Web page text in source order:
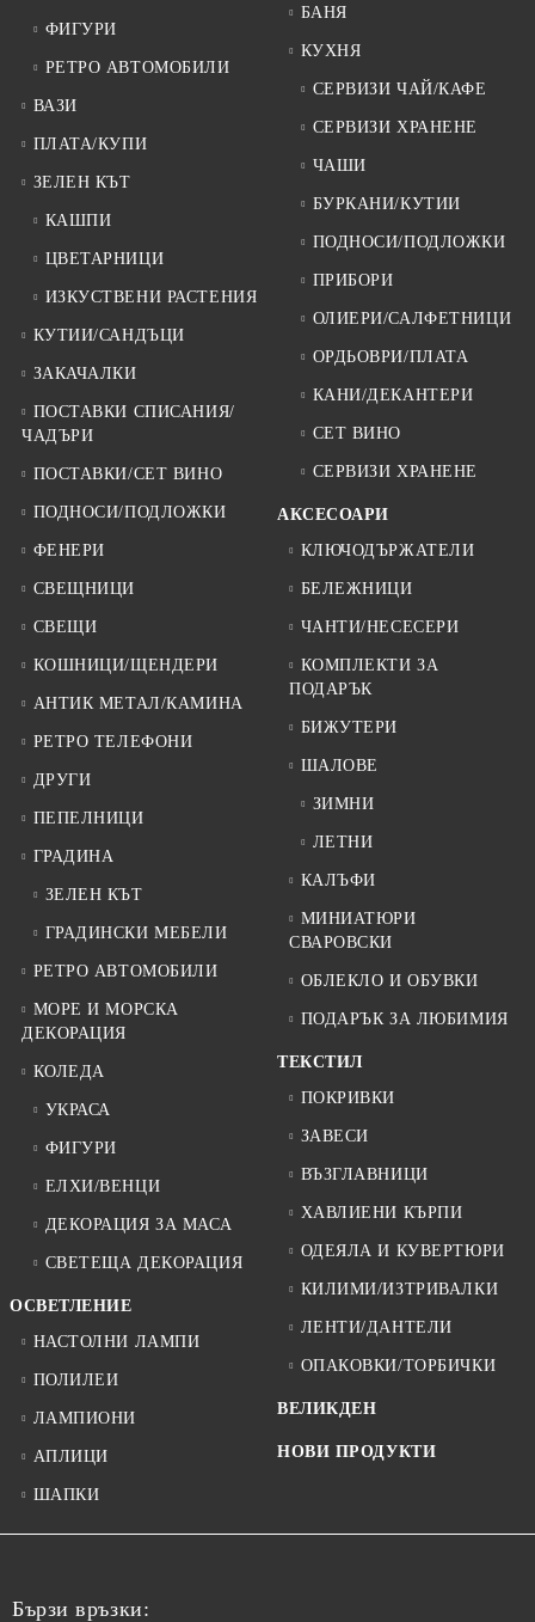
ФИГУРИ
РЕТРО АВТОМОБИЛИ
ВАЗИ
ПЛАТА/КУПИ
ЗЕЛЕН КЪТ
КАШПИ
ЦВЕТАРНИЦИ
ИЗКУСТВЕНИ РАСТЕНИЯ
КУТИИ/САНДЪЦИ
ЗАКАЧАЛКИ
ПОСТАВКИ СПИСАНИЯ/
ЧАДЪРИ
ПОСТАВКИ/СЕТ ВИНО
ПОДНОСИ/ПОДЛОЖКИ
ФЕНЕРИ
СВЕЩНИЦИ
СВЕЩИ
КОШНИЦИ/ЩЕНДЕРИ
АНТИК МЕТАЛ/КАМИНА
РЕТРО ТЕЛЕФОНИ
ДРУГИ
ПЕПЕЛНИЦИ
ГРАДИНА
ЗЕЛЕН КЪТ
ГРАДИНСКИ МЕБЕЛИ
РЕТРО АВТОМОБИЛИ
МОРЕ И МОРСКА
ДЕКОРАЦИЯ
КОЛЕДА
УКРАСА
ФИГУРИ
ЕЛХИ/ВЕНЦИ
ДЕКОРАЦИЯ ЗА МАСА
СВЕТЕЩА ДЕКОРАЦИЯ
ОСВЕТЛЕНИЕ
НАСТОЛНИ ЛАМПИ
ПОЛИЛЕИ
ЛАМПИОНИ
АПЛИЦИ
ШАПКИ
БАНЯ
КУХНЯ
СЕРВИЗИ ЧАЙ/КАФЕ
СЕРВИЗИ ХРАНЕНЕ
ЧАШИ
БУРКАНИ/КУТИИ
ПОДНОСИ/ПОДЛОЖКИ
ПРИБОРИ
ОЛИЕРИ/САЛФЕТНИЦИ
ОРДЬОВРИ/ПЛАТА
КАНИ/ДЕКАНТЕРИ
СЕТ ВИНО
СЕРВИЗИ ХРАНЕНЕ
АКСЕСОАРИ
КЛЮЧОДЪРЖАТЕЛИ
БЕЛЕЖНИЦИ
ЧАНТИ/НЕСЕСЕРИ
КОМПЛЕКТИ ЗА
ПОДАРЪК
БИЖУТЕРИ
ШАЛОВЕ
ЗИМНИ
ЛЕТНИ
КАЛЪФИ
МИНИАТЮРИ
СВАРОВСКИ
ОБЛЕКЛО И ОБУВКИ
ПОДАРЪК ЗА ЛЮБИМИЯ
ТЕКСТИЛ
ПОКРИВКИ
ЗАВЕСИ
ВЪЗГЛАВНИЦИ
ХАВЛИЕНИ КЪРПИ
ОДЕЯЛА И КУВЕРТЮРИ
КИЛИМИ/ИЗТРИВАЛКИ
ЛЕНТИ/ДАНТЕЛИ
ОПАКОВКИ/ТОРБИЧКИ
ВЕЛИКДЕН
НОВИ ПРОДУКТИ
Бързи връзки: